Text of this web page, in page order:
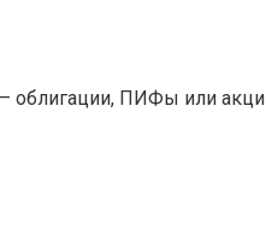
облигации, ПИФы или